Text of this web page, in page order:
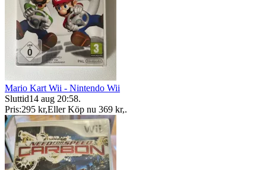
Mario Kart Wii - Nintendo Wii
Sluttid14 aug 20:58.
Pris:295 kr,Eller Köp nu 369 kr,.